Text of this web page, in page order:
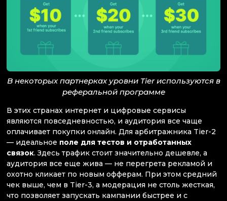
В некоторых партнерках уровни Tier используются в
реферальной программе
В этих странах интернет и цифровые сервисы
являются повседневностью, и аудитория все чаще
оплачивает покупки онлайн. Для арбитражника Tier-2
— идеальное поле для тестов и отработанных
связок. Здесь трафик стоит значительно дешевле, а
аудитория все еще жива — не перегрета рекламой и
охотно кликает по новым офферам. При этом средний
чек выше, чем в Tier-3, а модерация не столь жесткая,
что позволяет запускать кампании быстрее и с